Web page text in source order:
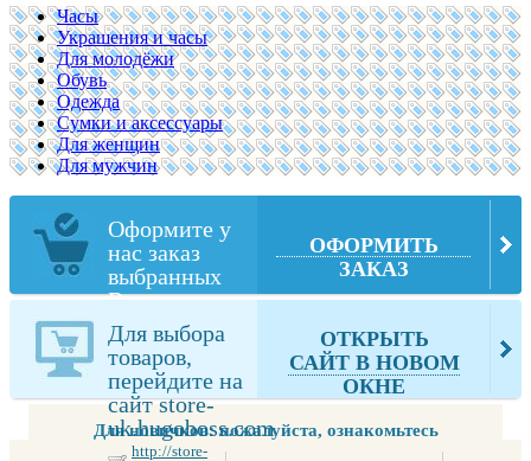
Часы
Украшения и часы
Для молодёжи
Обувь
Одежда
Сумки и аксессуары
Для женщин
Для мужчин
Оформите у
нас заказ
выбранных
Вами товаров
из store-
uk.hugoboss.com
ОФОРМИТЬ
ЗАКАЗ
Для выбора
товаров,
перейдите на
сайт store-
uk.hugoboss.com
http://store-
ОТКРЫТЬ
САЙТ В НОВОМ
ОКНЕ
Для новичков: пожалуйста, ознакомьтесь